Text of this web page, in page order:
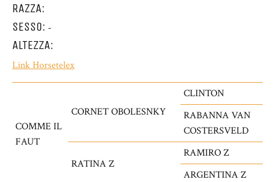
RAZZA:
SESSO: -
ALTEZZA:
Link Horsetelex
COMME IL
FAUT
CORNET OBOLESNKY
CLINTON
RABANNA VAN
COSTERSVELD
RATINA Z
RAMIRO Z
ARGENTINA Z